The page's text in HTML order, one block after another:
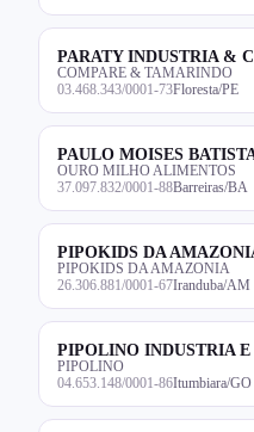
PARATY INDUSTRIA &
COMPARE & TAMARINDO
03.468.343/0001-73Floresta/PE
PAULO MOISES
OURO MILHO ALIMENTOS
37.097.832/0001-88Barreiras/BA
PIPOKIDS DA
PIPOKIDS DA AMAZONIA
26.306.881/0001-67Iranduba/AM
PIPOLINO INDUSTRIA
PIPOLINO
04.653.148/0001-86Itumbiara/GO